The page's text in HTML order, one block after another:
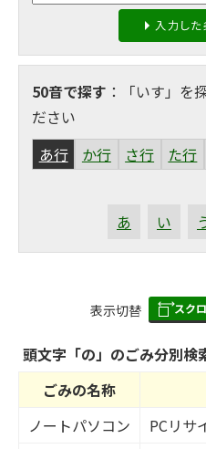
50音で探す ：「いす」を
ださい
あ行
か行 さ行 た行
あ
い
表
み
の
表示切替 スク
頭文字「の」のごみ分別検
ごみの名称
ノートパソコン
PCリサ